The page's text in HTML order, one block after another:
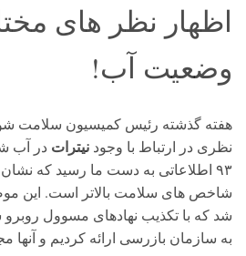
اظهار نظر های
وضعیت آب!
هفته گذشته رئیس کمیسیون سلامت
نظری در ارتباط با وجود نیترات در آب
۹۳ اطلاعاتی به دست ما رسید که
شاخص ‌های سلامت بالاتر است. این
شد که با تکذیب نهادهای مسوول
به سازمان بازرسی ارائه کردیم و آنها